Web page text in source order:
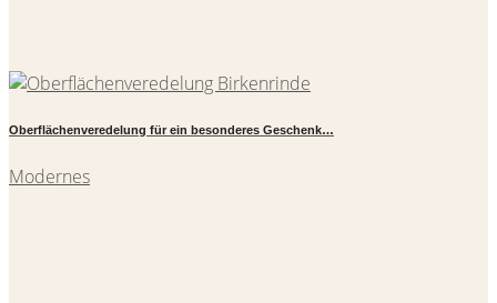
Oberflächenveredelung für ein besonderes Geschenk…
Modernes